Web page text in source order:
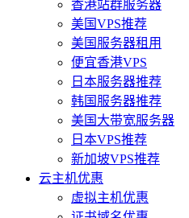
香港站群服务器
美国VPS推荐
美国服务器租用
便宜香港VPS
日本服务器推荐
韩国服务器推荐
美国大带宽服务器
日本VPS推荐
新加坡VPS推荐
云主机优惠
虚拟主机优惠